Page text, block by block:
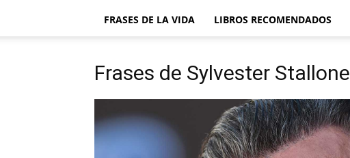
FRASES DE LA VIDA LIBROS RECOMENDADOS
Frases de Sylvester Stallone